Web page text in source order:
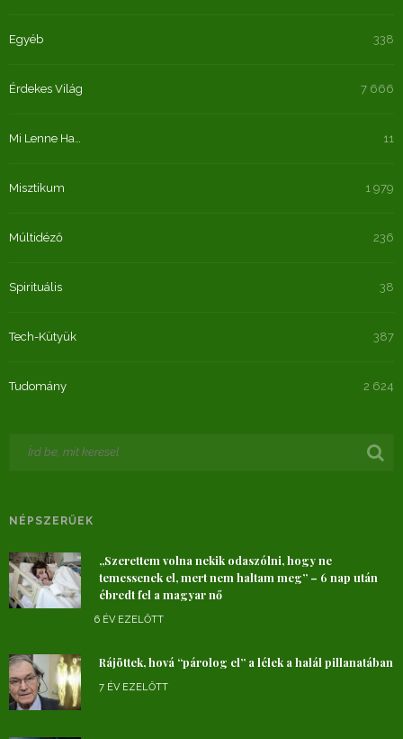
Egyéb 338
Érdekes Világ 7 666
Mi Lenne Ha… 11
Misztikum 1 979
Múltidéző 236
Spirituális 38
Tech-Kütyük 387
Tudomány 2 624
NÉPSZERŰEK
„Szerettem volna nekik odaszólni, hogy ne
temessenek el, mert nem haltam meg” – 6 nap után
ébredt fel a magyar nő
6 ÉV EZELŐTT
Rájöttek, hová “párolog el” a lélek a halál pillanatában
7 ÉV EZELŐTT